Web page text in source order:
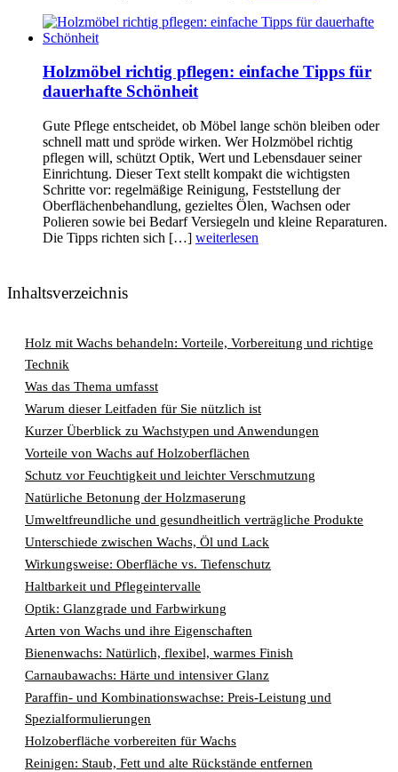
Holzmöbel richtig pflegen: einfache Tipps für
dauerhafte Schönheit
Gute Pflege entscheidet, ob Möbel lange schön bleiben oder
schnell matt und spröde wirken. Wer Holzmöbel richtig
pflegen will, schützt Optik, Wert und Lebensdauer seiner
Einrichtung. Dieser Text stellt kompakt die wichtigsten
Schritte vor: regelmäßige Reinigung, Feststellung der
Oberflächenbehandlung, gezieltes Ölen, Wachsen oder
Polieren sowie bei Bedarf Versiegeln und kleine Reparaturen.
Die Tipps richten sich […] weiterlesen
Inhaltsverzeichnis
Holz mit Wachs behandeln: Vorteile, Vorbereitung und richtige
Technik
Was das Thema umfasst
Warum dieser Leitfaden für Sie nützlich ist
Kurzer Überblick zu Wachstypen und Anwendungen
Vorteile von Wachs auf Holzoberflächen
Schutz vor Feuchtigkeit und leichter Verschmutzung
Natürliche Betonung der Holzmaserung
Umweltfreundliche und gesundheitlich verträgliche Produkte
Unterschiede zwischen Wachs, Öl und Lack
Wirkungsweise: Oberfläche vs. Tiefenschutz
Haltbarkeit und Pflegeintervalle
Optik: Glanzgrade und Farbwirkung
Arten von Wachs und ihre Eigenschaften
Bienenwachs: Natürlich, flexibel, warmes Finish
Carnaubawachs: Härte und intensiver Glanz
Paraffin- und Kombinationswachse: Preis-Leistung und
Spezialformulierungen
Holzoberfläche vorbereiten für Wachs
Reinigen: Staub, Fett und alte Rückstände entfernen